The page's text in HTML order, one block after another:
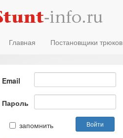
Главная Постановщики трюков
Email
Пароль
запомнить